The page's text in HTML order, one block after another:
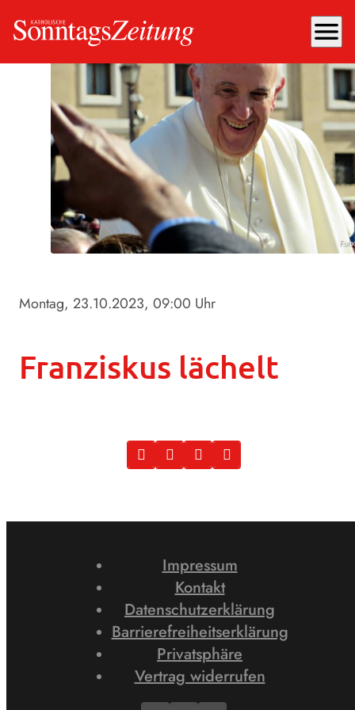
menu
Montag, 23.10.2023, 09:00 Uhr
Franziskus lächelt
Impressum
Kontakt
Datenschutzerklärung
Barrierefreiheitserklärung
Privatsphäre
Vertrag widerrufen